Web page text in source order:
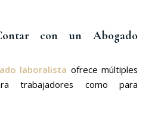
con un Abogado
laboralista ofrece múltiples
trabajadores como para